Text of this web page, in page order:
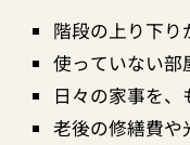
階段の上り下り
使っていない部
日々の家事を、
老後の修繕費や